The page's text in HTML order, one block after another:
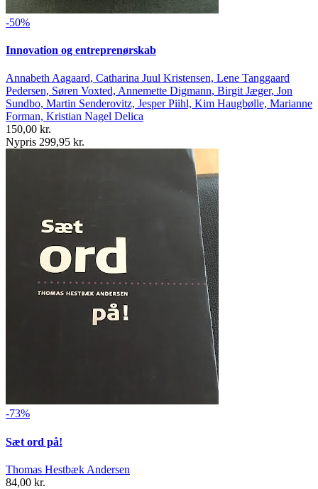
-50%
Innovation og entreprenørskab
Annabeth Aagaard, Catharina Juul Kristensen, Lene Tanggaard
Pedersen, Søren Voxted, Annemette Digmann, Birgit Jæger, Jon
Sundbo, Martin Senderovitz, Jesper Piihl, Kim Haugbølle, Marianne
Forman, Kristian Nagel Delica
150,00 kr.
Nypris 299,95 kr.
-73%
Sæt ord på!
Thomas Hestbæk Andersen
84,00 kr.